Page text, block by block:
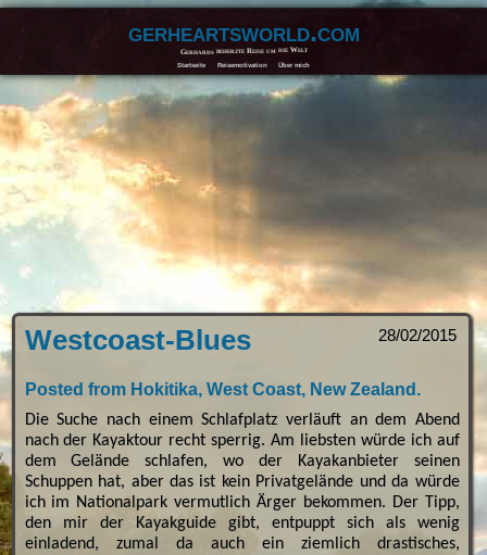
gerheartsworld.com
Gerhards beherzte Reise um die Welt
Startseite Reisemotivation Über mich
28/02/2015
Westcoast-Blues
Posted from Hokitika, West Coast, New Zealand.
Die Suche nach einem Schlafplatz verläuft an dem Abend
nach der Kayaktour recht sperrig. Am liebsten würde ich auf
dem Gelände schlafen, wo der Kayakanbieter seinen
Schuppen hat, aber das ist kein Privatgelände und da würde
ich im Nationalpark vermutlich Ärger bekommen. Der Tipp,
den mir der Kayakguide gibt, entpuppt sich als wenig
einladend, zumal da auch ein ziemlich drastisches,